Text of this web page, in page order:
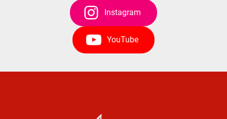
Instagram
YouTube